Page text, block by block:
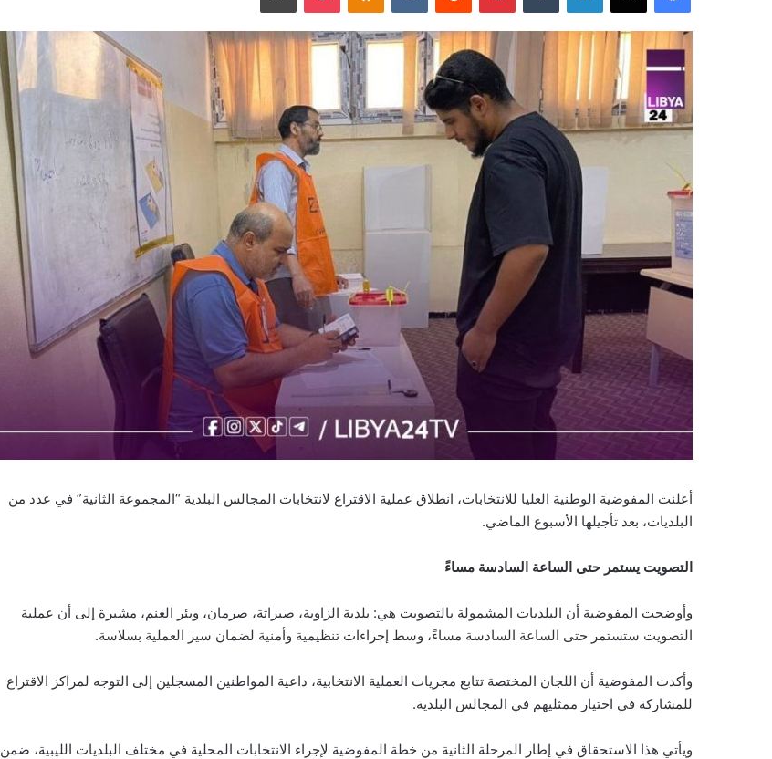
أعلنت المفوضية الوطنية العليا للانتخابات، انطلاق عملية الاقتراع لانتخابات المجالس البلدية “المجموعة الثانية” في عدد من
البلديات، بعد تأجيلها الأسبوع الماضي.
التصويت يستمر حتى الساعة السادسة مساءً
وأوضحت المفوضية أن البلديات المشمولة بالتصويت هي: بلدية الزاوية، صبراتة، صرمان، وبئر الغنم، مشيرة إلى أن عملية
التصويت ستستمر حتى الساعة السادسة مساءً، وسط إجراءات تنظيمية وأمنية لضمان سير العملية بسلاسة.
وأكدت المفوضية أن اللجان المختصة تتابع مجريات العملية الانتخابية، داعية المواطنين المسجلين إلى التوجه لمراكز الاقتراع
للمشاركة في اختيار ممثليهم في المجالس البلدية.
ويأتي هذا الاستحقاق في إطار المرحلة الثانية من خطة المفوضية لإجراء الانتخابات المحلية في مختلف البلديات الليبية، ضمن